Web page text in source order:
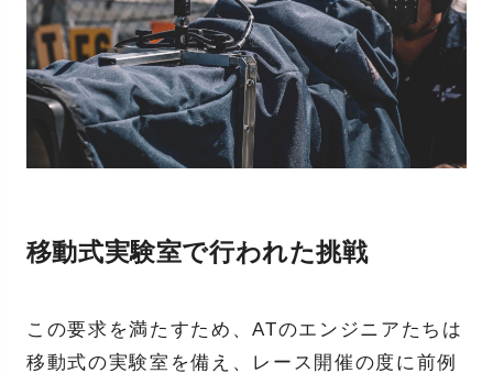
移動式実験室で行われた挑戦
この要求を満たすため、ATのエンジニアたちは
移動式の実験室を備え、レース開催の度に前例